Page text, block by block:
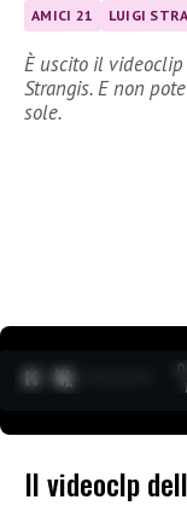
AMICI 21 LUIGI
È uscito il
Strangis. E non
sole.
Il videoclp